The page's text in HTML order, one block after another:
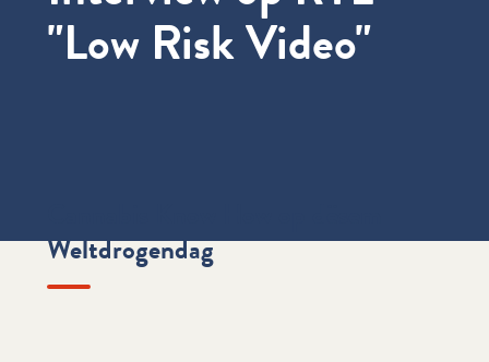
"Low Risk Video"
Weltdrogendag